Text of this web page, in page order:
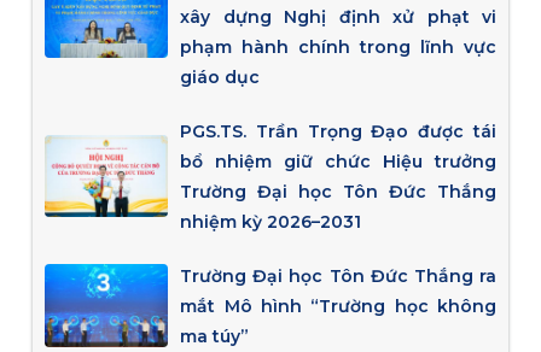
xây dựng Nghị định xử phạt vi
phạm hành chính trong lĩnh vực
giáo dục
PGS.TS. Trần Trọng Đạo được tái
bổ nhiệm giữ chức Hiệu trưởng
Trường Đại học Tôn Đức Thắng
nhiệm kỳ 2026–2031
Trường Đại học Tôn Đức Thắng ra
mắt Mô hình “Trường học không
ma túy”